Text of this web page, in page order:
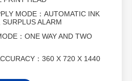
MODE：AUTOMATIC INK
SURPLUS ALARM
：ONE WAY AND TWO
：360 X 720 X 1440